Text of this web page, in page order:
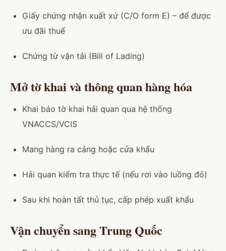
Giấy chứng nhận xuất xứ (C/O form E) – để được
ưu đãi thuế
Chứng từ vận tải (Bill of Lading)
Mở tờ khai và thông quan hàng hóa
Khai báo tờ khai hải quan qua hệ thống
VNACCS/VCIS
Mang hàng ra cảng hoặc cửa khẩu
Hải quan kiểm tra thực tế (nếu rơi vào luồng đỏ)
Sau khi hoàn tất thủ tục, cấp phép xuất khẩu
Vận chuyển sang Trung Quốc